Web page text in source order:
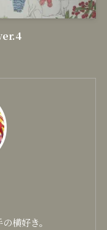
横好き。